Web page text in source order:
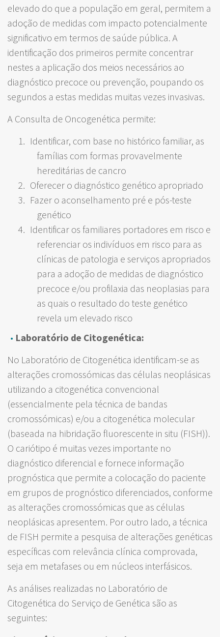
elevado do que a população em geral, permitem a
adoção de medidas com impacto potencialmente
significativo em termos de saúde pública. A
identificação dos primeiros permite concentrar
nestes a aplicação dos meios necessários ao
diagnóstico precoce ou prevenção, poupando os
segundos a estas medidas muitas vezes invasivas.
A Consulta de Oncogenética permite:
Identificar, com base no histórico familiar, as
famílias com formas provavelmente
hereditárias de cancro
Oferecer o diagnóstico genético apropriado
Fazer o aconselhamento pré e pós-teste
genético
Identificar os familiares portadores em risco e
referenciar os indivíduos em risco para as
clínicas de patologia e serviços apropriados
para a adoção de medidas de diagnóstico
precoce e/ou profilaxia das neoplasias para
as quais o resultado do teste genético
revela um elevado risco
Laboratório de Citogenética:
No Laboratório de Citogenética identificam-se as
alterações cromossómicas das células neoplásicas
utilizando a citogenética convencional
(essencialmente pela técnica de bandas
cromossómicas) e/ou a citogenética molecular
(baseada na hibridação fluorescente in situ (FISH)).
O cariótipo é muitas vezes importante no
diagnóstico diferencial e fornece informação
prognóstica que permite a colocação do paciente
em grupos de prognóstico diferenciados, conforme
as alterações cromossómicas que as células
neoplásicas apresentem. Por outro lado, a técnica
de FISH permite a pesquisa de alterações genéticas
específicas com relevância clínica comprovada,
seja em metafases ou em núcleos interfásicos.
As análises realizadas no Laboratório de
Citogenética do Serviço de Genética são as
seguintes: